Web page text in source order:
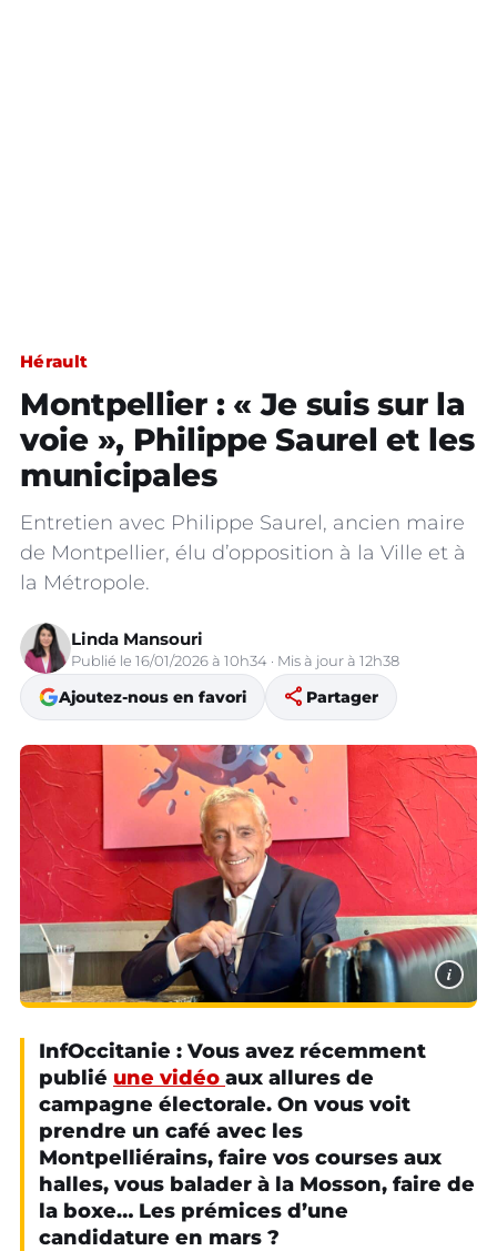
Hérault
Montpellier : « Je suis sur la
voie », Philippe Saurel et les
municipales
Entretien avec Philippe Saurel, ancien maire
de Montpellier, élu d’opposition à la Ville et à
la Métropole.
Linda Mansouri
Publié le 16/01/2026 à 10h34 · Mis à jour à 12h38
Ajoutez-nous en favori share Partager
i
InfOccitanie : Vous avez récemment
publié une vidéo aux allures de
campagne électorale. On vous voit
prendre un café avec les
Montpelliérains, faire vos courses aux
halles, vous balader à la Mosson, faire de
la boxe… Les prémices d’une
candidature en mars ?